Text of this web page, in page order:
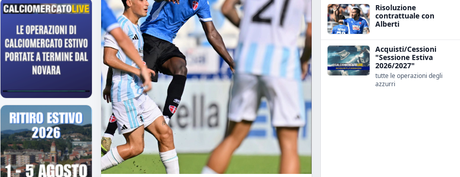
Risoluzione
contrattuale con
Alberti
Acquisti/Cessioni
"Sessione Estiva
2026/2027"
tutte le operazioni degli
azzurri